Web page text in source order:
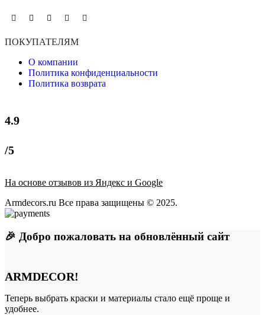
ПОКУПАТЕЛЯМ
О компании
Политика конфиденциальности
Политика возврата
4.9
/5
На основе отзывов из Яндекс и Google
Armdecors.ru Все права защищены © 2025. ​
🎉 Добро пожаловать на обновлённый сайт
ARMDECOR!
Теперь выбрать краски и материалы стало ещё проще и
удобнее.